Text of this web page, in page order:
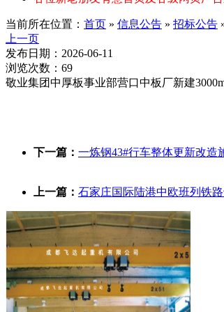
当前所在位置： 首页 » 信息公告 » 招标公告
上一页
发布日期：2026-06-11
浏览次数：69
敬业集团中厚板事业部营口中板厂新建
下一篇： 一炼钢43#行车整体更新改造
上一篇： 石家庄国际陆港中欧班列铁